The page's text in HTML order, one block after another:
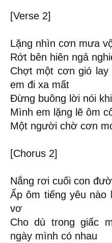
[Verse 2]
Lặng nhìn cơn mưa
Rớt bên hiên ngả
Chợt một cơn gió
em đi xa mất
Đừng buông lời nói
Mình em lặng lẽ ôm
Một người chờ cơn
[Chorus 2]
Nắng rơi cuối con
Ấp ôm tiếng yêu
vơ
Cho dù trong giấc
ngày mình có nhau